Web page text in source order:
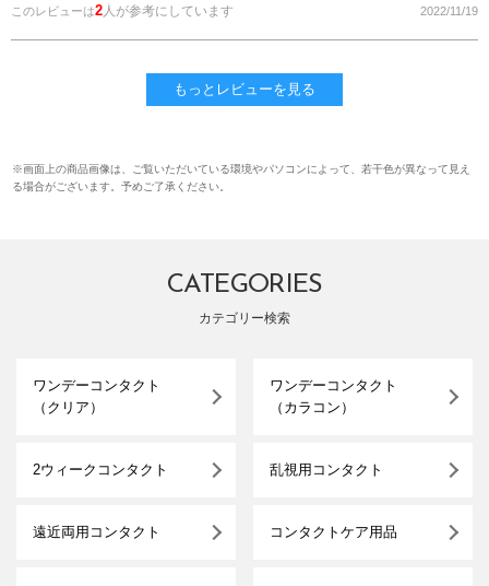
このレビューは2 人が参考にしています 2022/11/19
もっとレビューを見る
※画面上の商品画像は、ご覧いただいている環境やパソコンによって、若干色が異なって見え
る場合がございます。予めご了承ください。
CATEGORIES
カテゴリー検索
ワンデーコンタクト
（クリア）
ワンデーコンタクト
（カラコン）
2ウィークコンタクト 乱視用コンタクト
遠近両用コンタクト コンタクトケア用品